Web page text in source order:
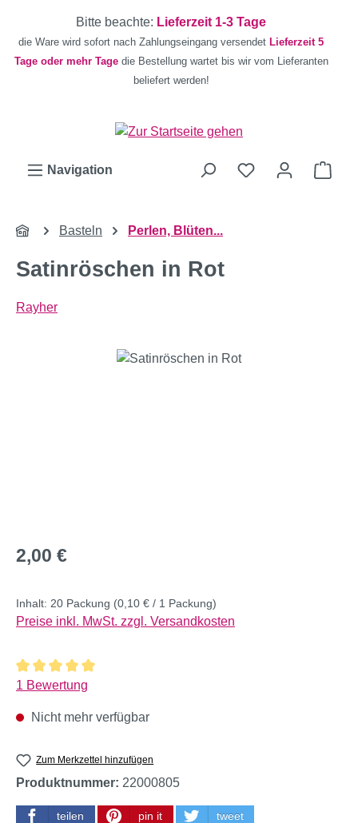
Zum Hauptinhalt springen
Bitte beachte: Lieferzeit 1-3 Tage
die Ware wird sofort nach Zahlungseingang versendet Lieferzeit 5
Tage oder mehr Tage die Bestellung wartet bis wir vom Lieferanten
beliefert werden!
Navigation
Basteln Perlen, Blüten...
Satinröschen in Rot
Rayher
Bildergalerie überspringen
Regulärer Preis:
2,00 €
Inhalt: 20 Packung (0,10 € / 1 Packung)
Preise inkl. MwSt. zzgl. Versandkosten
Durchschnittliche Bewertung von 5 von 5 Sternen
1 Bewertung
Nicht mehr verfügbar
Zum Merkzettel hinzufügen
Produktnummer: 22000805
teilen pin it tweet